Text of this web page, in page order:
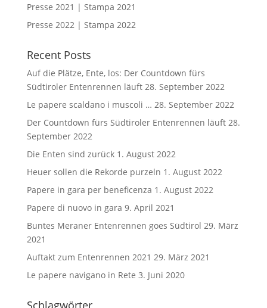
Presse 2021 | Stampa 2021
Presse 2022 | Stampa 2022
Recent Posts
Auf die Plätze, Ente, los: Der Countdown fürs
Südtiroler Entenrennen läuft 28. September 2022
Le papere scaldano i muscoli … 28. September 2022
Der Countdown fürs Südtiroler Entenrennen läuft 28.
September 2022
Die Enten sind zurück 1. August 2022
Heuer sollen die Rekorde purzeln 1. August 2022
Papere in gara per beneficenza 1. August 2022
Papere di nuovo in gara 9. April 2021
Buntes Meraner Entenrennen goes Südtirol 29. März
2021
Auftakt zum Entenrennen 2021 29. März 2021
Le papere navigano in Rete 3. Juni 2020
Schlagwörter